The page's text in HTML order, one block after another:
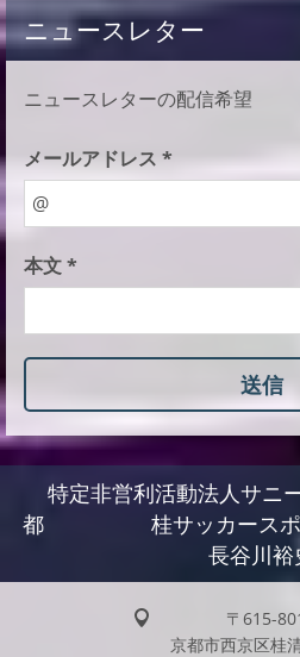
ニュースレター
ニュースレターの配信希望
メールアドレス *
本文 *
特定非営利活動法人サニ
都 桂サッカースポ
長谷川裕
〒615-
京都市西京区桂